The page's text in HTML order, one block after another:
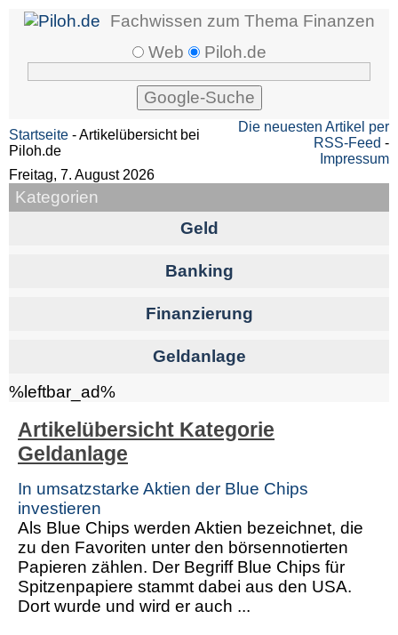
Fachwissen zum Thema Finanzen
Web
Piloh.de
Startseite - Artikelübersicht bei
Piloh.de
Die neuesten Artikel per
RSS-Feed -
Impressum
Freitag, 7. August 2026
Kategorien
Geld
Banking
Finanzierung
Geldanlage
%leftbar_ad%
Artikelübersicht Kategorie
Geldanlage
In umsatzstarke Aktien der Blue Chips
investieren
Als Blue Chips werden Aktien bezeichnet, die
zu den Favoriten unter den börsennotierten
Papieren zählen. Der Begriff Blue Chips für
Spitzenpapiere stammt dabei aus den USA.
Dort wurde und wird er auch ...